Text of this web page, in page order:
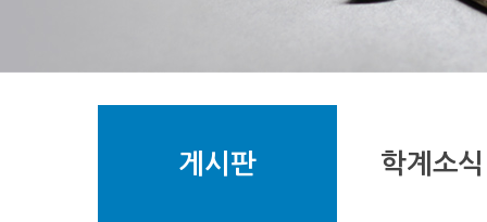
게시판 학계소식